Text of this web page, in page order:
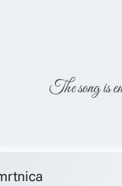
The song is